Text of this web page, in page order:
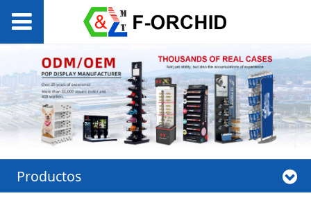
Productos